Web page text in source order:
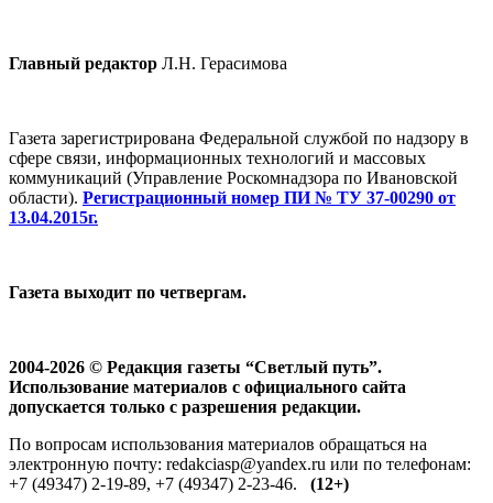
Главный редактор Л.Н. Герасимова
Газета зарегистрирована Федеральной службой по надзору в
сфере связи, информационных технологий и массовых
коммуникаций (Управление Роскомнадзора по Ивановской
области). Регистрационный номер ПИ № ТУ 37-00290 от
13.04.2015г.
Газета выходит по четвергам.
2004-2026 © Редакция газеты “Светлый путь”.
Использование материалов с официального сайта
допускается только с разрешения редакции.
По вопросам использования материалов обращаться на
электронную почту: redakciasp@yandex.ru или по телефонам:
+7 (49347) 2-19-89, +7 (49347) 2-23-46. (12+)